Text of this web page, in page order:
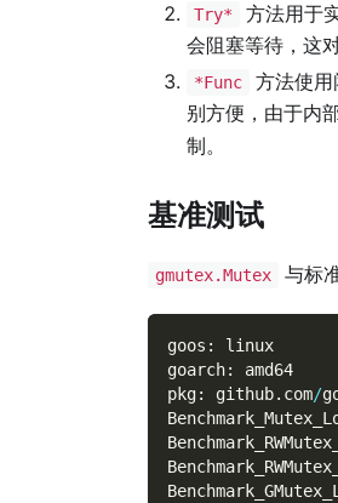
Try* 方法用于
会阻塞等待，这
*Func
方法使
别方便，由于内
制。
基准测试
gmutex.Mutex 与标
goos :
linux
goarch:
amd64
pkg: github. com/